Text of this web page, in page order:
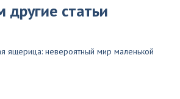
другие статьи
ящерица: невероятный мир маленькой